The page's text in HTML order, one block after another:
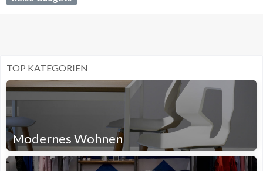
TOP KATEGORIEN
Modernes Wohnen